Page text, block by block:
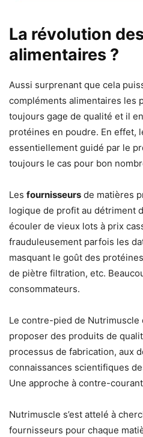
La révolution
alimentaires ?
Aussi surprenant que cela
compléments alimentaires les
toujours gage de qualité et il
protéines en poudre. En effet,
essentiellement guidé par le
toujours le cas pour bon
Les fournisseurs de matières
logique de profit au détriment
écouler de vieux lots à prix
frauduleusement parfois les
masquant le goût des
de piètre filtration, etc.
consommateurs.
Le contre-pied de Nutrimuscle
proposer des produits de
processus de fabrication, aux
connaissances scientifiques
Une approche à contre-
Nutrimuscle s’est attelé à
fournisseurs pour chaque